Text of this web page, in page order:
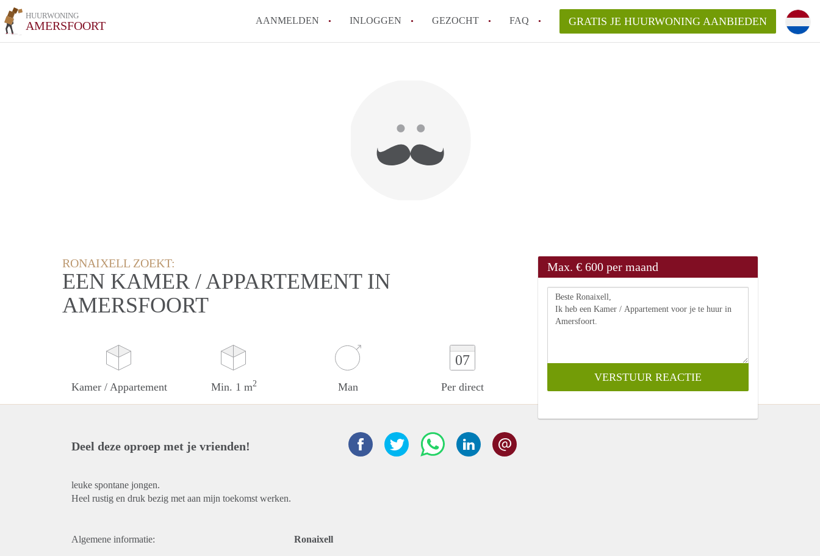
HUURWONING
AMERSFOORT AANMELDEN INLOGGEN GEZOCHT FAQ
Wat is de privacyverklaring van HuurwoningAmersfoort?
Berekent HuurwoningAmersfoort
makelaarsvergoeding/bemiddelingsvergoeding?
GRATIS JE HUURWONING AANBIEDEN
RONAIXELL ZOEKT:
EEN KAMER / APPARTEMENT IN
AMERSFOORT
Kamer / Appartement Min. 1 m2 Man
07
Per direct
Max. € 600 per maand
Deel deze oproep met je vrienden!
leuke spontane jongen.
Heel rustig en druk bezig met aan mijn toekomst werken.
Algemene informatie: Ronaixell